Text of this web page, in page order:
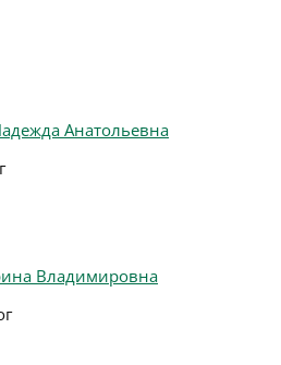
Анатольевна
Владимировна